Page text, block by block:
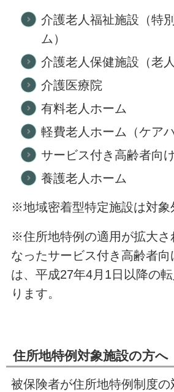
介護老人福祉施設（特
ム）
介護老人保健施設（老
介護医療院
有料老人ホーム
軽費老人ホーム（ケア
サービス付き高齢者向
養護老人ホーム
※地域密着型特定施設は対象
※住所地特例の適用が拡大さ
なったサービス付き高齢者向
は、平成27年4月1日以降の
ります。
住所地特例対象施設の方へ
被保険者が住所地特例制度